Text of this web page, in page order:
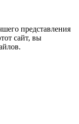
представления
сайт, вы